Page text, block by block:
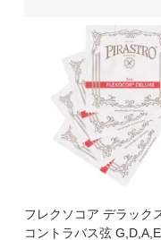
フレクソコア デラック
コントラバス弦